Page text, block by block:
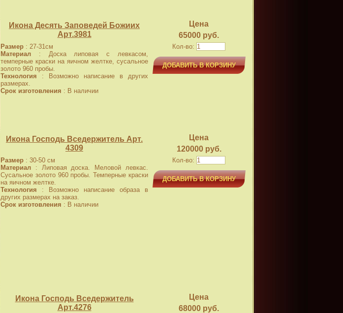
Икона Десять Заповедей Божиих
Арт.3981
Размер : 27-31см
Материал : Доска липовая с левкасом,
темперные краски на яичном желтке, сусальное
золото 960 пробы.
Технология : Возможно написание в других
размерах.
Срок изготовления : В наличии
Цена
65000 руб.
Кол-во:
ДОБАВИТЬ В КОРЗИНУ
Икона Господь Вседержитель Арт.
4309
Размер : 30-50 см
Материал : Липовая доска. Меловой левкас.
Сусальное золото 960 пробы. Темперные краски
на яичном желтке.
Технология : Возможно написание образа в
других размерах на заказ.
Срок изготовления : В наличии
Цена
120000 руб.
Кол-во:
ДОБАВИТЬ В КОРЗИНУ
Икона Господь Вседержитель
Арт.4276
Цена
68000 руб.